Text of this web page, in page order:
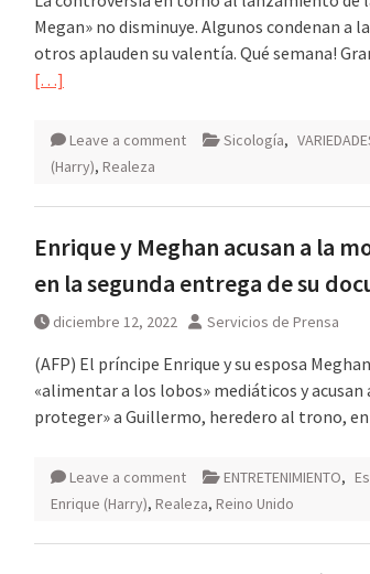
Megan» no disminuye. Algunos condenan a
otros aplauden su valentía. Qué semana!
[…]
Leave a comment Sicología,
(Harry), Realeza
Enrique y Meghan acusan a la
en la segunda entrega de su
diciembre 12, 2022 Servicios de Prensa
(AFP) El príncipe Enrique y su esposa
«alimentar a los lobos» mediáticos y
proteger» a Guillermo, heredero al trono,
Leave a comment ENTRETENIMIENTO,
Enrique (Harry), Realeza, Reino Unido